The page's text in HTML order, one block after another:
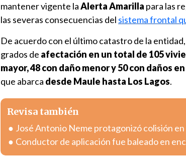
mantener vigente laAlerta Amarilla para las
las severas consecuencias del sistema frontal
De acuerdo con el último catastro de la
grados de afectación en un total de 105
mayor, 48 con daño menor y 50 con daños
que abarca desde Maule hasta Los Lagos.
Revisa también
José Antonio Neme protagonizó colisión en
Conductor de aplicación fue baleado en